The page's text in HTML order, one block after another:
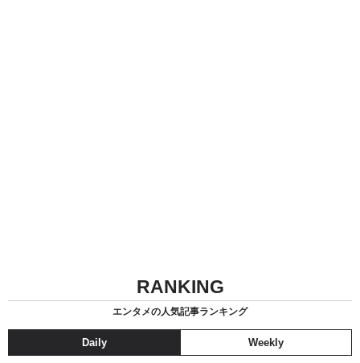
RANKING
エンタメの人気記事ランキング
Daily Weekly